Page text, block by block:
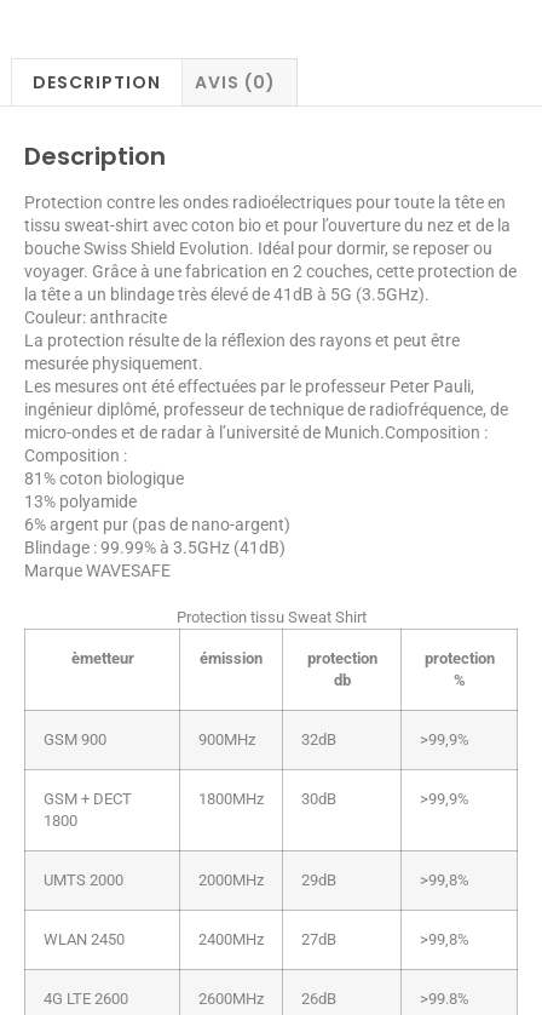
DESCRIPTION AVIS (0)
Description
Protection contre les ondes radioélectriques pour toute la tête en
tissu sweat-shirt avec coton bio et pour l’ouverture du nez et de la
bouche Swiss Shield Evolution. Idéal pour dormir, se reposer ou
voyager. Grâce à une fabrication en 2 couches, cette protection de
la tête a un blindage très élevé de 41dB à 5G (3.5GHz).
Couleur: anthracite
La protection résulte de la réflexion des rayons et peut être
mesurée physiquement.
Les mesures ont été effectuées par le professeur Peter Pauli,
ingénieur diplômé, professeur de technique de radiofréquence, de
micro-ondes et de radar à l’université de Munich.Composition :
Composition :
81% coton biologique
13% polyamide
6% argent pur (pas de nano-argent)
Blindage : 99.99% à 3.5GHz (41dB)
Marque WAVESAFE
Protection tissu Sweat Shirt
èmetteur émission
protection
db
protection
%
GSM 900 900MHz 32dB >99,9%
GSM + DECT
1800
1800MHz 30dB >99,9%
UMTS 2000 2000MHz 29dB >99,8%
WLAN 2450 2400MHz 27dB >99,8%
4G LTE 2600 2600MHz 26dB >99.8%